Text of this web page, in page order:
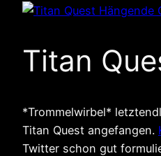
Titan
*Trommelwirbel*
Titan Quest angefangen.
Twitter schon gut